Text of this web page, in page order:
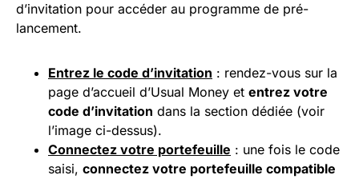
d’invitation pour accéder au programme de pré-
lancement.
Entrez le code d’invitation : rendez-vous sur la
page d’accueil d’Usual Money et entrez votre
code d’invitation dans la section dédiée (voir
l’image ci-dessus).
Connectez votre portefeuille : une fois le code
saisi, connectez votre portefeuille compatible